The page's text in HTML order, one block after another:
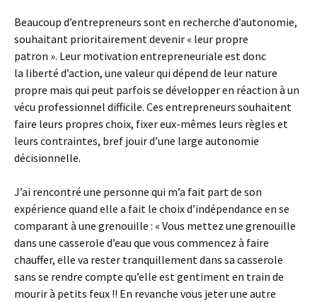
Beaucoup d’entrepreneurs sont en recherche d’autonomie,
souhaitant prioritairement devenir « leur propre
patron ». Leur motivation entrepreneuriale est donc
la liberté d’action, une valeur qui dépend de leur nature
propre mais qui peut parfois se développer en réaction à un
vécu professionnel difficile. Ces entrepreneurs souhaitent
faire leurs propres choix, fixer eux-mêmes leurs règles et
leurs contraintes, bref jouir d’une large autonomie
décisionnelle.
J’ai rencontré une personne qui m’a fait part de son
expérience quand elle a fait le choix d’indépendance en se
comparant à une grenouille : « Vous mettez une grenouille
dans une casserole d’eau que vous commencez à faire
chauffer, elle va rester tranquillement dans sa casserole
sans se rendre compte qu’elle est gentiment en train de
mourir à petits feux !! En revanche vous jeter une autre